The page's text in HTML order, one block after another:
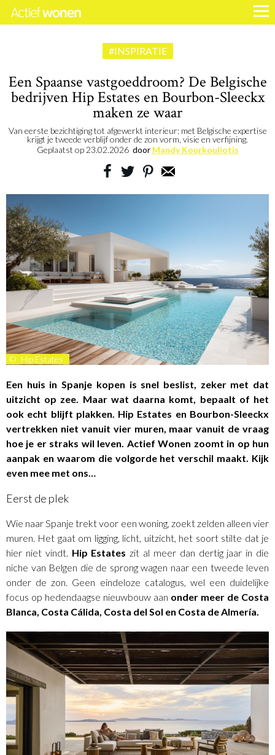
#INSPIRATIE
Een Spaanse vastgoeddroom? De Belgische
bedrijven Hip Estates en Bourbon-Sleeckx
maken ze waar
Van eerste bezichtiging tot afgewerkt interieur: met Belgische expertise
krijgt je tweede verblijf onder de zon vorm, visie en verfijning.
Geplaatst op 23.02.2026 door Mandy Kourkouliotis
© Hip Estates
Een huis in Spanje kopen is snel beslist, zeker met dat
uitzicht op zee. Maar wat daarna komt, bepaalt of het
ook echt blijft plakken. Hip Estates en Bourbon-Sleeckx
vertrekken niet vanuit vier muren, maar vanuit de vraag
hoe je er straks wil leven. Actief Wonen zoomt in op hun
aanpak en waarom die volgorde het verschil maakt. Kijk
even mee met ons…
Eerst de plek
Wie naar Spanje trekt voor een woning, zoekt zelden alleen vier
muren. Het gaat om ligging, licht, uitzicht, het soort stilte dat je
hier niet vindt. Hip Estates zit al meer dan dertig jaar in die
niche van Belgen die de sprong wagen naar een tweede leven
onder de zon. Geen eindeloze catalogus, wel een duidelijke
focus op hedendaagse nieuwbouw aan onder meer de Costa
Blanca, Costa Cálida, Costa del Sol en Costa de Almería.